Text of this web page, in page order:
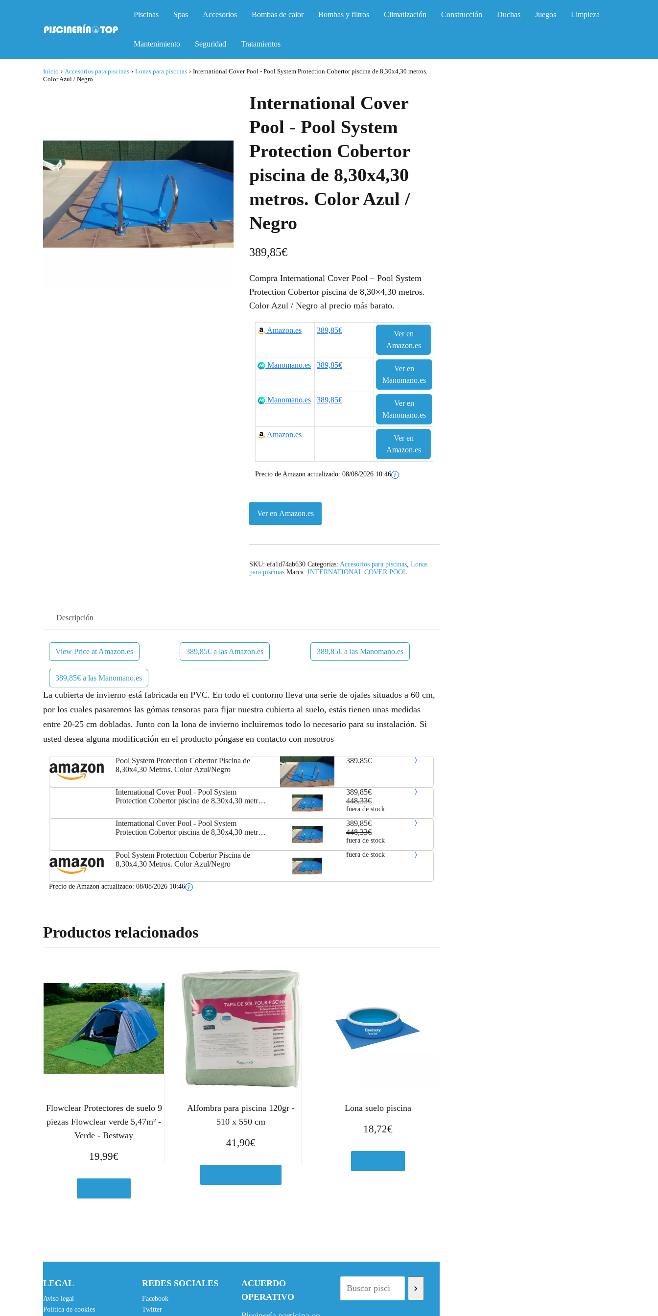
Piscinas Spas Accesorios Bombas de calor Bombas y filtros Climatización Construcción Duchas Juegos Limpieza
Mantenimiento Seguridad Tratamientos
Inicio › Accesorios para piscinas › Lonas para piscinas › International Cover Pool - Pool System Protection Cobertor piscina de 8,30x4,30 metros.
Color Azul / Negro
International Cover
Pool - Pool System
Protection Cobertor
piscina de 8,30x4,30
metros. Color Azul /
Negro
389,85€
Compra International Cover Pool – Pool System
Protection Cobertor piscina de 8,30×4,30 metros.
Color Azul / Negro al precio más barato.
Amazon.es 389,85€
Ver en
Amazon.es
Manomano.es 389,85€
Ver en
Manomano.es
Manomano.es 389,85€
Ver en
Manomano.es
Amazon.es
Ver en
Amazon.es
Precio de Amazon actualizado: 08/08/2026 10:46
Ver en Amazon.es
SKU: efa1d74ab630 Categorías: Accesorios para piscinas, Lonas
para piscinas Marca: INTERNATIONAL COVER POOL
Descripción
View Price at Amazon.es 389,85€ a las Amazon.es 389,85€ a las Manomano.es
389,85€ a las Manomano.es
La cubierta de invierno está fabricada en PVC. En todo el contorno lleva una serie de ojales situados a 60 cm,
por los cuales pasaremos las gómas tensoras para fijar nuestra cubierta al suelo, estás tienen unas medidas
entre 20-25 cm dobladas. Junto con la lona de invierno incluiremos todo lo necesario para su instalación. Si
usted desea alguna modificación en el producto póngase en contacto con nosotros
Pool System Protection Cobertor Piscina de
8,30x4,30 Metros. Color Azul/Negro
389,85€
International Cover Pool - Pool System
Protection Cobertor piscina de 8,30x4,30 metros.
389,85€
448,33€
fuera de stock
International Cover Pool - Pool System
Protection Cobertor piscina de 8,30x4,30 metros.
389,85€
448,33€
fuera de stock
Pool System Protection Cobertor Piscina de
8,30x4,30 Metros. Color Azul/Negro
fuera de stock
Precio de Amazon actualizado: 08/08/2026 10:46
Productos relacionados
Flowclear Protectores de suelo 9
piezas Flowclear verde 5,47m² -
Verde - Bestway
19,99€
Alfombra para piscina 120gr -
510 x 550 cm
41,90€
Lona suelo piscina
18,72€
LEGAL
Aviso legal
Política de cookies
REDES SOCIALES
Facebook
Twitter
ACUERDO
OPERATIVO